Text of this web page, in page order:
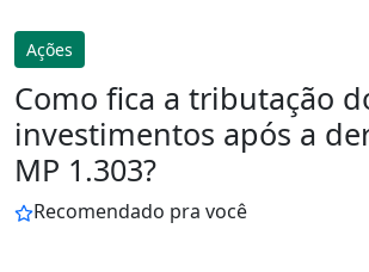
Ações
Como fica a tributação
investimentos após a
MP 1.303?
Recomendado pra você